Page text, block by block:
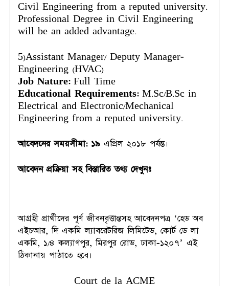
Civil Engineering from a reputed university.
Professional Degree in Civil Engineering
will be an added advantage.
5)Assistant Manager/ Deputy Manager-
Engineering (HVAC)
Job Nature:Full Time
Educational Requirements:M.Sc/B.Sc in
Electrical and Electronic/Mechanical
Engineering from a reputed university.
আবেদনের সময়সীমা: ১৯ এপ্রিল ২০১৮ পর্যন্ত।
আবেদন প্রক্রিয়া সহ বিস্তারিত তথ্য দেখুনঃ
আগ্রহী প্রার্থীদের পূর্ণ জীবনবৃত্তান্তসহ আবেদনপত্র ‘হেড অব
এইচআর, দি একমি ল্যাবরেটরিজ লিমিটেড, কোর্ট ডে লা
একমি, ১/৪ কল্যাণপুর, মিরপুর রোড, ঢাকা-১২০৭’ এই
ঠিকানায় পাঠাতে হবে।
Court de la ACME